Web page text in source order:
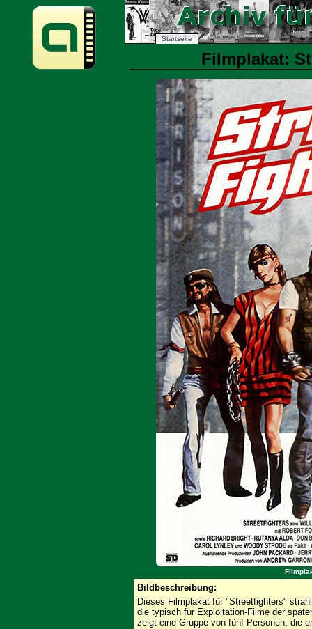
Startseite
Filmplakat:
Bildbeschreibung:
Dieses Filmplakat für "Streetfighters"
die typisch für Exploitation-Filme der
zeigt eine Gruppe von fünf Personen, die